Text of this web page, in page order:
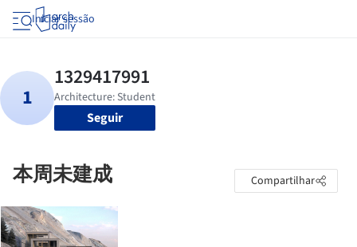
Iniciar sessão
Seguir
本周未建成 Compartilhar